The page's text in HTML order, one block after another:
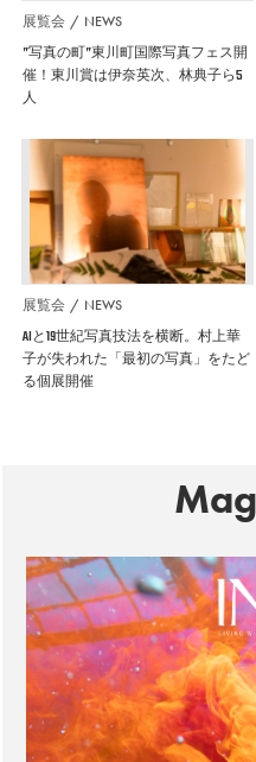
展覧会 NEWS
”写真の町”東川町国際写真フェス開
催！東川賞は伊奈英次、林典子ら5
人
展覧会 NEWS
AIと19世紀写真技法を横断。村上華
子が失われた「最初の写真」をたど
る個展開催